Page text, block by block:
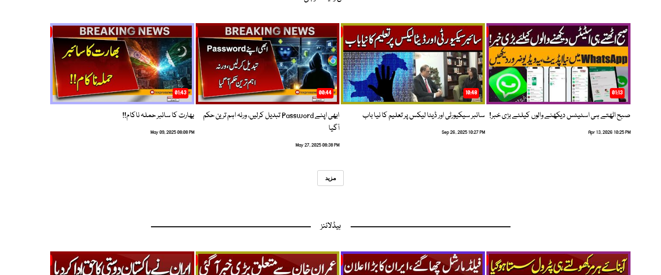
01:13
صبح اٹھتے ہی اسٹیٹس دیکھنے والوں کیلئے بڑی خبر!
Apr 13, 2026 10:25 PM
10:48
سائبر سیکیورٹی اور ڈیٹا لیکس پر تعلیم کا نیا باب
Sep 26, 2025 10:27 PM
00:44
ابھی اپنے Password تبدیل کرلیں، ورنہ اہم ترین حکم
آگیا
May 27, 2025 08:38 PM
01:43
بھارت کا سائبر حملہ ناکام!!
May 09, 2025 08:08 PM
مزید
ہیڈلائنز